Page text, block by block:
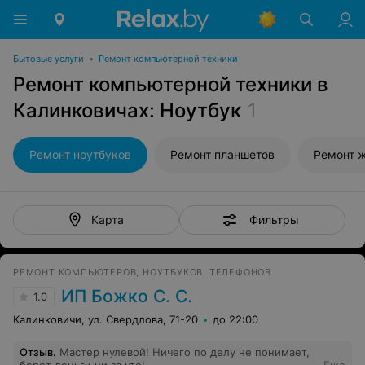
Бытовые услуги • Ремонт компьютерной техники
Ремонт компьютерной техники в
Калинковичах: Ноутбук 1
Ремонт ноутбуков Ремонт планшетов Ремонт
Карта Фильтры
РЕМОНТ КОМПЬЮТЕРОВ, НОУТБУКОВ, ТЕЛЕФОНОВ
1.0 ИП Божко С. С.
Калинковичи, ул. Свердлова, 71-20 до 22:00
Отзыв. Мастер нулевой! Ничего по делу не понимает,